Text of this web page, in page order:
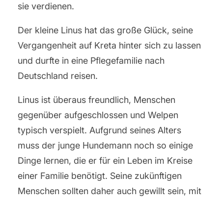
sie verdienen.
Der kleine Linus hat das große Glück, seine
Vergangenheit auf Kreta hinter sich zu lassen
und durfte in eine Pflegefamilie nach
Deutschland reisen.
Linus ist überaus freundlich, Menschen
gegenüber aufgeschlossen und Welpen
typisch verspielt. Aufgrund seines Alters
muss der junge Hundemann noch so einige
Dinge lernen, die er für ein Leben im Kreise
einer Familie benötigt. Seine zukünftigen
Menschen sollten daher auch gewillt sein, mit